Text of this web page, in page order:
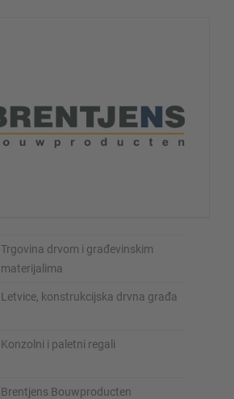
Trgovina drvom i građevinskim
materijalima
Letvice, konstrukcijska drvna građa
Konzolni i paletni regali
Brentjens Bouwproducten